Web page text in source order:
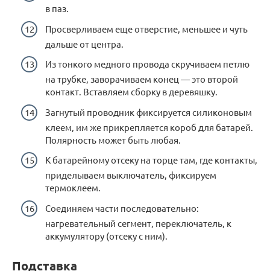
в паз.
Просверливаем еще отверстие, меньшее и чуть
дальше от центра.
Из тонкого медного провода скручиваем петлю
на трубке, заворачиваем конец — это второй
контакт. Вставляем сборку в деревяшку.
Загнутый проводник фиксируется силиконовым
клеем, им же прикрепляется короб для батарей.
Полярность может быть любая.
К батарейному отсеку на торце там, где контакты,
приделываем выключатель, фиксируем
термоклеем.
Соединяем части последовательно:
нагревательный сегмент, переключатель, к
аккумулятору (отсеку с ним).
Подставка